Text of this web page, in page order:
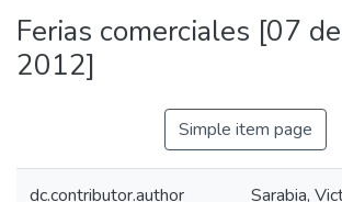
Ferias comerciales [07
2012]
Simple item page
dc.contributor.author Sarabia,